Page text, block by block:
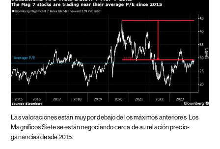
Las valoraciones están muy por debajo de los máximos anteriores Los
Magníficos Siete se están negociando cerca de su relación precio-
ganancias desde 2015.